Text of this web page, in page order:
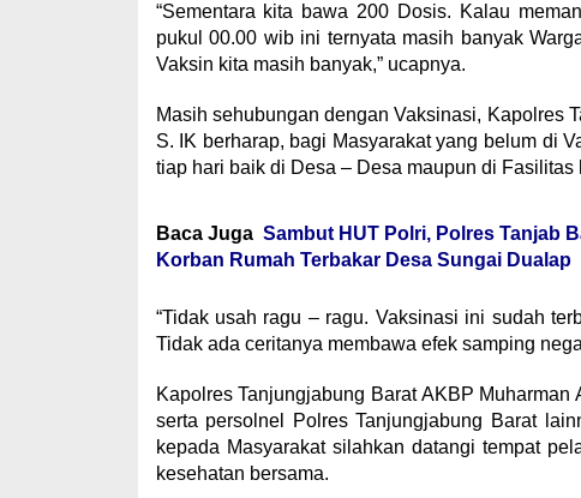
“Sementara kita bawa 200 Dosis. Kalau
pukul 00.00 wib ini ternyata masih banyak
Vaksin kita masih banyak,” ucapnya.
Masih sehubungan dengan Vaksinasi, Kapolres
S. IK berharap, bagi Masyarakat yang belum di
tiap hari baik di Desa – Desa maupun di Fasilitas
Baca Juga Sambut HUT Polri, Polres Tanjab
Korban Rumah Terbakar Desa Sungai Dualap
“Tidak usah ragu – ragu. Vaksinasi ini sudah
Tidak ada ceritanya membawa efek samping
Kapolres Tanjungjabung Barat AKBP
serta persolnel Polres Tanjungjabung Barat
kepada Masyarakat silahkan datangi tempat
kesehatan bersama.